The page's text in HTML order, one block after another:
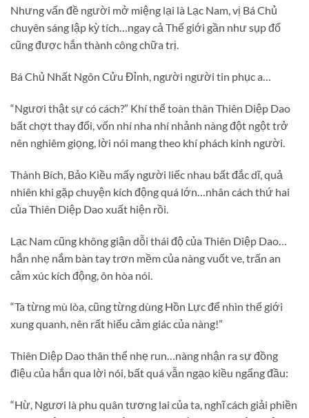
Nhưng vấn đề người mở miệng lại là Lạc Nam, vị Bá Chủ
chuyên sáng lập kỳ tích…ngay cả Thế giới gần như sụp đổ
cũng được hắn thành công chữa trị.
Bá Chủ Nhất Ngôn Cửu Đỉnh, người người tin phục a…
“Ngươi thật sự có cách?” Khí thế toàn thân Thiên Diệp Dao
bất chợt thay đổi, vốn nhí nha nhí nhảnh nàng đột ngột trở
nên nghiêm giọng, lời nói mang theo khí phách kinh người.
Thành Bích, Bảo Kiều mấy người liếc nhau bất đắc dĩ, quả
nhiên khi gặp chuyện kích động quá lớn…nhân cách thứ hai
của Thiên Diệp Dao xuất hiện rồi.
Lạc Nam cũng không giận dỗi thái độ của Thiên Diệp Dao…
hắn nhẹ nắm bàn tay trơn mềm của nàng vuốt ve, trấn an
cảm xúc kích động, ôn hòa nói.
“Ta từng mù lòa, cũng từng dùng Hồn Lực để nhìn thế giới
xung quanh, nên rất hiểu cảm giác của nàng!”
Thiên Diệp Dao thân thể nhẹ run…nàng nhận ra sự đồng
điệu của hắn qua lời nói, bất quá vẫn ngạo kiều ngẩng đầu:
“Hừ, Ngươi là phu quân tương lai của ta, nghĩ cách giải phiền